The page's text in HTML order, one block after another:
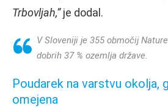
Trbovljah,”je dodal.
V Sloveniji je 355 območij
dobrih 37 % ozemlja države.
Poudarek na varstvu okolja,
omejena